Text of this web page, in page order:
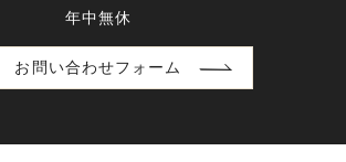
年中無休
お問い合わせフォーム